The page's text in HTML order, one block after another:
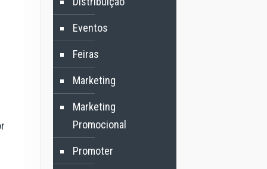
Eventos
Feiras
Marketing
Marketing
Promocional
Promoter